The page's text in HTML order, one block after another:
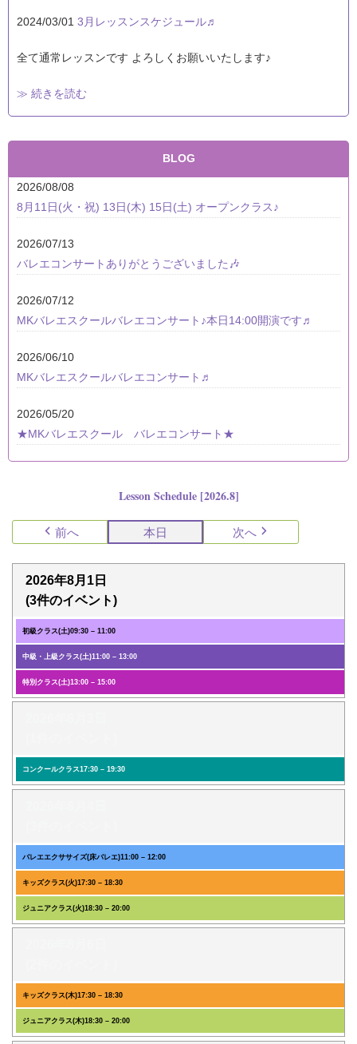
2024/03/01 3月レッスンスケジュール♬
全て通常レッスンです よろしくお願いいたします♪
≫ 続きを読む
BLOG
2026/08/08
8月11日(火・祝) 13日(木) 15日(土) オープンクラス♪
2026/07/13
バレエコンサートありがとうございました🎶
2026/07/12
MKバレエスクールバレエコンサート♪本日14:00開演です♬
2026/06/10
MKバレエスクールバレエコンサート♬
2026/05/20
★MKバレエスクール バレエコンサート★
Lesson Schedule [2026.8]
前へ 本日 次へ
2026年8月1日
(3件のイベント)
初級クラス(土)09:30 – 11:00
中級・上級クラス(土)11:00 – 13:00
特別クラス(土)13:00 – 15:00
コンクールクラス17:30 – 19:30
バレエエクササイズ(床バレエ)11:00 – 12:00
キッズクラス(火)17:30 – 18:30
ジュニアクラス(火)18:30 – 20:00
キッズクラス(木)17:30 – 18:30
ジュニアクラス(木)18:30 – 20:00